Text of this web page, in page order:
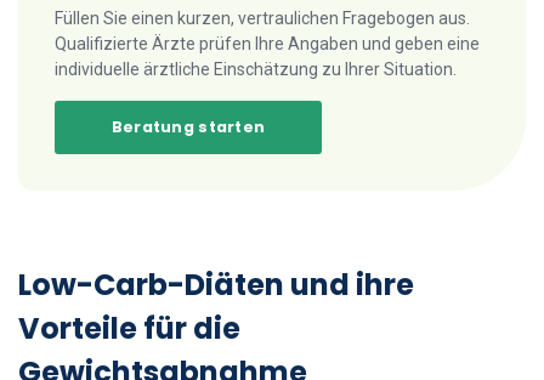
Füllen Sie einen kurzen, vertraulichen Fragebogen aus.
Qualifizierte Ärzte prüfen Ihre Angaben und geben eine
individuelle ärztliche Einschätzung zu Ihrer Situation.
Beratung starten
Low-Carb-Diäten und ihre
Vorteile für die